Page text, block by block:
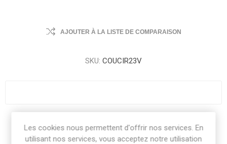
AJOUTER À LA LISTE DE COMPARAISON
SKU: COUCIR23V
Share:
Les cookies nous permettent d'offrir nos services. En
utilisant nos services, vous acceptez notre utilisation